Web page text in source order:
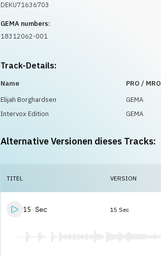
DEKU71636703
GEMA numbers:
18312062-001
Track-Details:
Name PRO / MRO
Elijah Borghardsen
GEMA
Intervox Edition
GEMA
Alternative Versionen dieses Tracks:
TITEL VERSION
15 Sec 15 Sec